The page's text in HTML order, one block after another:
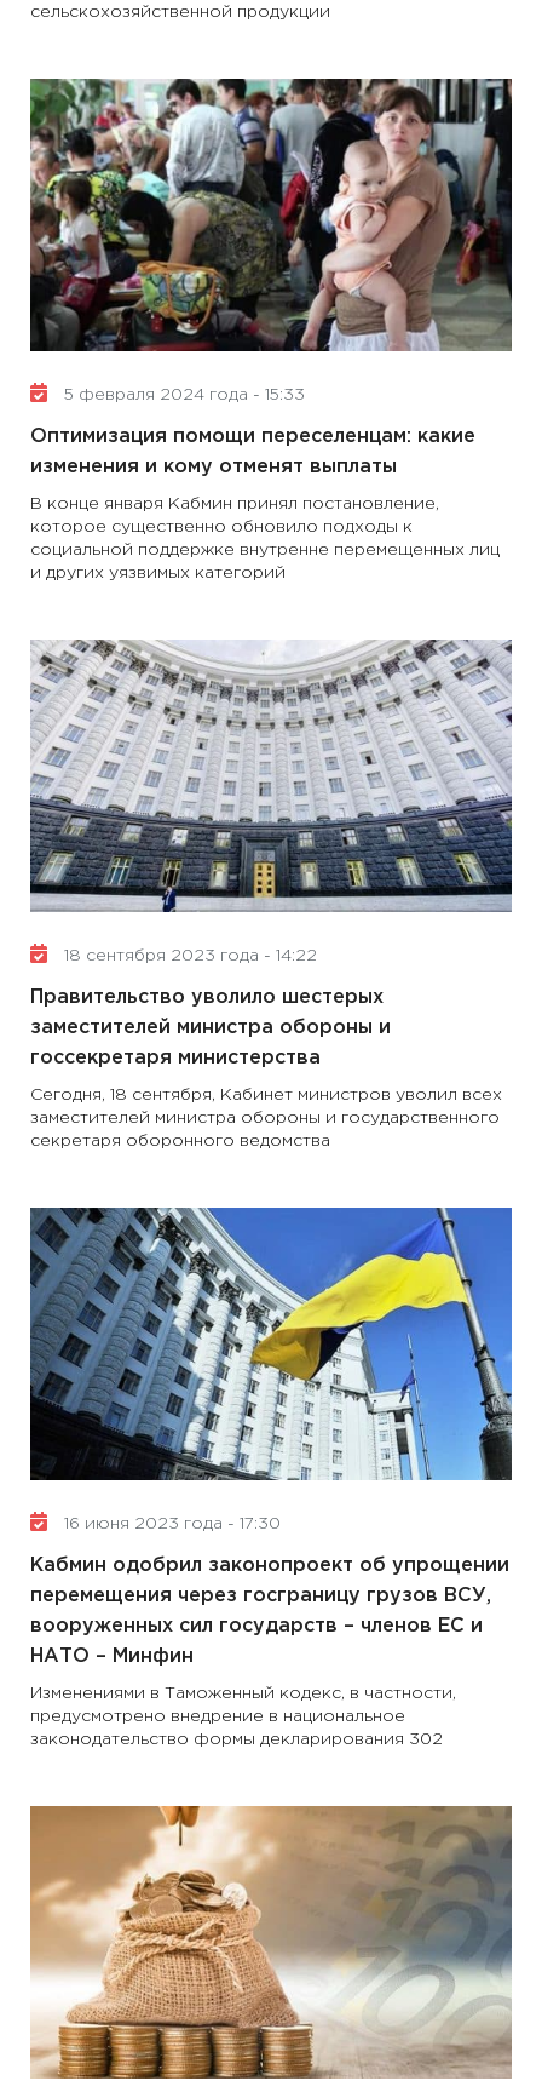
сельскохозяйственной продукции
5 февраля 2024 года - 15:33
Оптимизация помощи переселенцам: какие
изменения и кому отменят выплаты
В конце января Кабмин принял постановление,
которое существенно обновило подходы к
социальной поддержке внутренне перемещенных лиц
и других уязвимых категорий
18 сентября 2023 года - 14:22
Правительство уволило шестерых
заместителей министра обороны и
госсекретаря министерства
Сегодня, 18 сентября, Кабинет министров уволил всех
заместителей министра обороны и государственного
секретаря оборонного ведомства
16 июня 2023 года - 17:30
Кабмин одобрил законопроект об упрощении
перемещения через госграницу грузов ВСУ,
вооруженных сил государств – членов ЕС и
НАТО – Минфин
Изменениями в Таможенный кодекс, в частности,
предусмотрено внедрение в национальное
законодательство формы декларирования 302